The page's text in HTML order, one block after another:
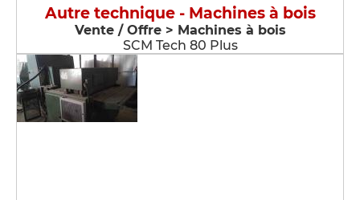
Autre technique - Machines à bois
Vente / Offre > Machines à bois
SCM Tech 80 Plus